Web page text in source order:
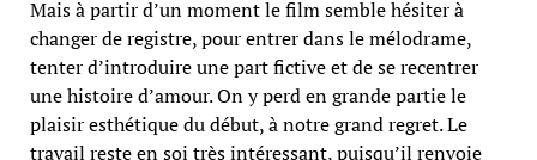
Mais à partir d’un moment le film semble hésiter à
changer de registre, pour entrer dans le mélodrame,
tenter d’introduire une part fictive et de se recentrer
une histoire d’amour. On y perd en grande partie le
plaisir esthétique du début, à notre grand regret. Le
travail reste en soi très intéressant, puisqu’il renvoie